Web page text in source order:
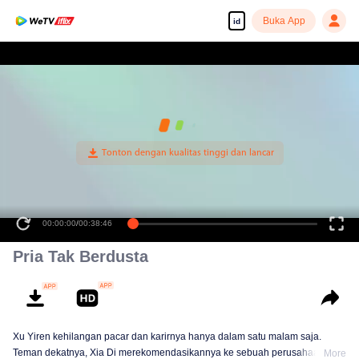
id Buka App
00:00:00/00:38:46
Pria Tak Berdusta
Xu Yiren kehilangan pacar dan karirnya hanya dalam satu malam saja.
Teman dekatnya, Xia Di merekomendasikannya ke sebuah perusahaan More